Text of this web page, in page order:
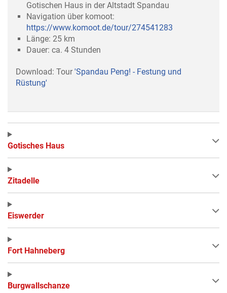
Gotischen Haus in der Altstadt Spandau
Navigation über komoot:
https://www.komoot.de/tour/274541283
Länge: 25 km
Dauer: ca. 4 Stunden
Download: Tour'Spandau Peng! - Festung und
Rüstung'
Gotisches Haus
Zitadelle
Eiswerder
Fort Hahneberg
Burgwallschanze